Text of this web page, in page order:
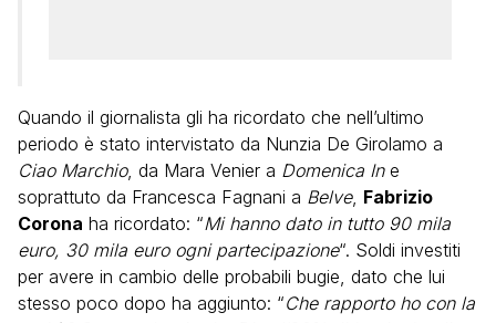
Quando il giornalista gli ha ricordato che nell’ultimo
periodo è stato intervistato da Nunzia De Girolamo a
Ciao Marchio, da Mara Venier a Domenica Ine
soprattuto da Francesca Fagnani a Belve, Fabrizio
Corona ha ricordato: “Mi hanno dato in tutto 90 mila
euro, 30 mila euro ogni partecipazione“. Soldi investiti
per avere in cambio delle probabili bugie, dato che lui
stesso poco dopo ha aggiunto: “Che rapporto ho con la